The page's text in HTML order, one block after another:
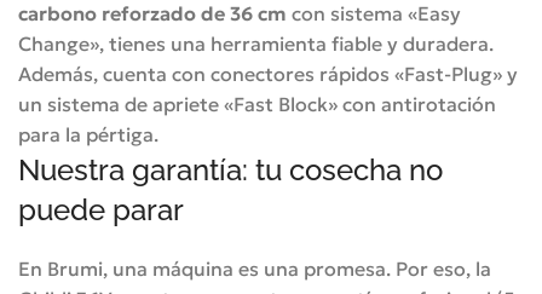
carbono reforzado de 36 cm con sistema «Easy
Change», tienes una herramienta fiable y duradera.
Además, cuenta con conectores rápidos «Fast-Plug» y
un sistema de apriete «Fast Block» con antirotación
para la pértiga.
Nuestra garantía: tu cosecha no
puede parar
En Brumi, una máquina es una promesa. Por eso, la